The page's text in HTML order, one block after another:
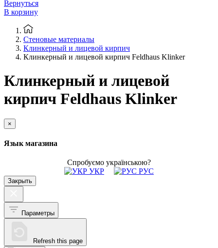
Вернуться
В корзину
Стеновые материалы
Клинкерный и лицевой кирпич
Клинкерный и лицевой кирпич Feldhaus Klinker
Клинкерный и лицевой
кирпич Feldhaus Klinker
×
Язык магазина
Спробуємо українською?
УКР
РУС
Закрыть
Параметры
Refresh this page